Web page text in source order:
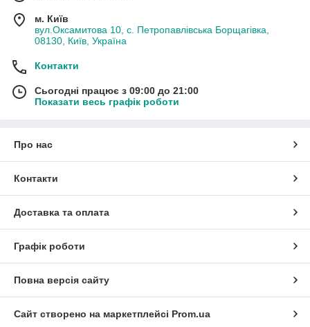
м. Київ
вул.Оксамитова 10, с. Петропавлівська Борщагівка,
08130, Київ, Україна
Контакти
Сьогодні працює з 09:00 до 21:00
Показати весь графік роботи
Про нас
Контакти
Доставка та оплата
Графік роботи
Повна версія сайту
Сайт створено на маркетплейсі Prom.ua